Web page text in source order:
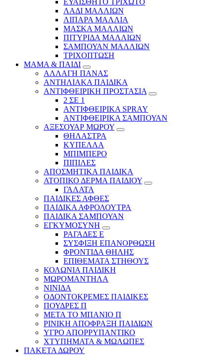
ΛΑΔΙ ΜΑΛΛΙΩΝ
ΛΙΠΑΡΑ ΜΑΛΛΙΑ
ΜΑΣΚΑ ΜΑΛΛΙΩΝ
ΠΙΤΥΡΙΔΑ ΜΑΛΛΙΩΝ
ΣΑΜΠΟΥΑΝ ΜΑΛΛΙΩΝ
ΤΡΙΧΟΠΤΩΣΗ
ΜΑΜΑ & ΠΑΙΔΙ
ΑΛΛΑΓΗ ΠΑΝΑΣ
ΑΝΤΗΛΙΑΚΑ ΠΑΙΔΙΚΑ
ΑΝΤΙΦΘΕΙΡΙΚΗ ΠΡΟΣΤΑΣΙΑ
2 ΣΕ 1
ΑΝΤΙΦΘΕΙΡΙΚΑ SPRAY
ΑΝΤΙΦΘΕΙΡΙΚΑ ΣΑΜΠΟΥΑΝ
ΑΞΕΣΟΥΑΡ ΜΩΡΟΥ
ΘΗΛΑΣΤΡΑ
ΚΥΠΕΛΛΑ
ΜΠΙΜΠΕΡΟ
ΠΙΠΙΛΕΣ
ΑΠΟΣΜΗΤΙΚΑ ΠΑΙΔΙΚΑ
ΑΤΟΠΙΚΟ ΔΕΡΜΑ ΠΑΙΔΙΟΥ
ΓΑΛΑΤΑ
ΠΑΙΔΙΚΕΣ ΑΦΘΕΣ
ΠΑΙΔΙΚΑ ΑΦΡΟΛΟΥΤΡΑ
ΠΑΙΔΙΚΑ ΣΑΜΠΟΥΑΝ
ΕΓΚΥΜΟΣΥΝΗ
ΡΑΓΑΔΕΣ Ε
ΣΥΣΦΙΞΗ ΕΠΑΝΟΡΘΩΣΗ
ΦΡΟΝΤΙΔΑ ΘΗΛΗΣ
ΕΠΙΘΕΜΑΤΑ ΣΤΗΘΟΥΣ
ΚΟΛΩΝΙΑ ΠΑΙΔΙΚΗ
ΜΩΡΟΜΑΝΤΗΛΑ
ΝΙΝΙΔΑ
ΟΔΟΝΤΟΚΡΕΜΕΣ ΠΑΙΔΙΚΕΣ
ΠΟΥΔΡΕΣ Π
ΜΕΤΑ ΤΟ ΜΠΑΝΙΟ Π
ΡΙΝΙΚΗ ΑΠΟΦΡΑΞΗ ΠΑΙΔΙΩΝ
ΥΓΡΟ ΑΠΟΡΡΥΠΑΝΤΙΚΟ
ΧΤΥΠΗΜΑΤΑ & ΜΩΛΩΠΕΣ
ΠΑΚΕΤΑ ΔΩΡΟΥ